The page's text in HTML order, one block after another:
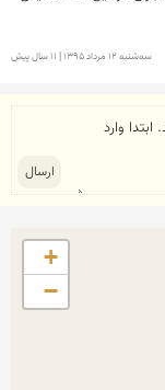
سه‌شنبه 12 مرداد 1395 | 11 سال پیش
+
−